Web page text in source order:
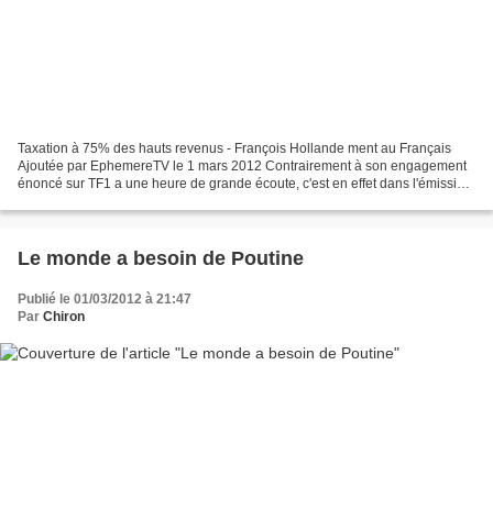
Taxation à 75% des hauts revenus - François Hollande ment au Français
Ajoutée par EphemereTV le 1 mars 2012 Contrairement à son engagement
énoncé sur TF1 a une heure de grande écoute, c'est en effet dans l'émission
Le monde a besoin de Poutine
Publié le 01/03/2012 à 21:47
Par Chiron